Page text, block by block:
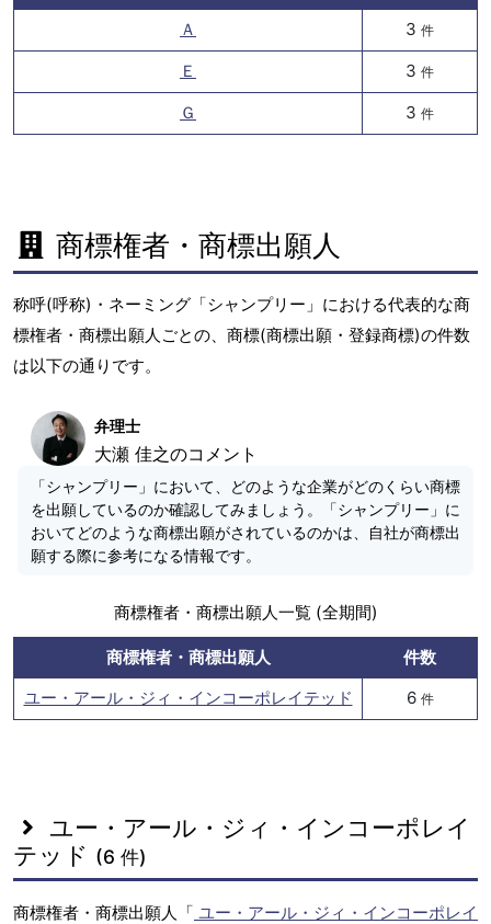
Ａ
3 件
Ｅ 3 件
Ｇ 3 件
商標権者・商標出願人
称呼(呼称)・ネーミング「シャンプリー」における代表的な商
標権者・商標出願人ごとの、商標(商標出願・登録商標)の件数
は以下の通りです。
弁理士
大瀬 佳之のコメント
「シャンプリー」において、どのような企業がどのくらい商標
を出願しているのか確認してみましょう。「シャンプリー」に
おいてどのような商標出願がされているのかは、自社が商標出
願する際に参考になる情報です。
商標権者・商標出願人一覧 (全期間)
商標権者・商標出願人
件数
ユー・アール・ジィ・インコーポレイテッド
6 件
ユー・アール・ジィ・インコーポレイ
テッド (6 件)
商標権者・商標出願人「 ユー・アール・ジィ・インコーポレイ